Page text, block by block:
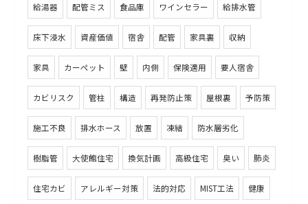
給湯器 配管ミス 食品庫 ワインセラー 給排水管
床下浸水 資産価値 宿舎 配管 家具裏 収納
家具 カーペット 壁 内側 保険適用 要人宿舎
カビリスク 管柱 構造 再発防止策 屋根裏 予防策
施工不良 排水ホース 放置 凍結 防水層劣化
樹脂管 大使館住宅 換気計画 高級住宅 臭い 肺炎
住宅カビ アレルギー対策 法的対応 MIST工法 健康